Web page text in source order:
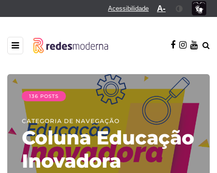
Acessibilidade A-
136 POSTS
CATEGORIA DE NAVEGAÇÃO
Coluna Educação
Inovadora